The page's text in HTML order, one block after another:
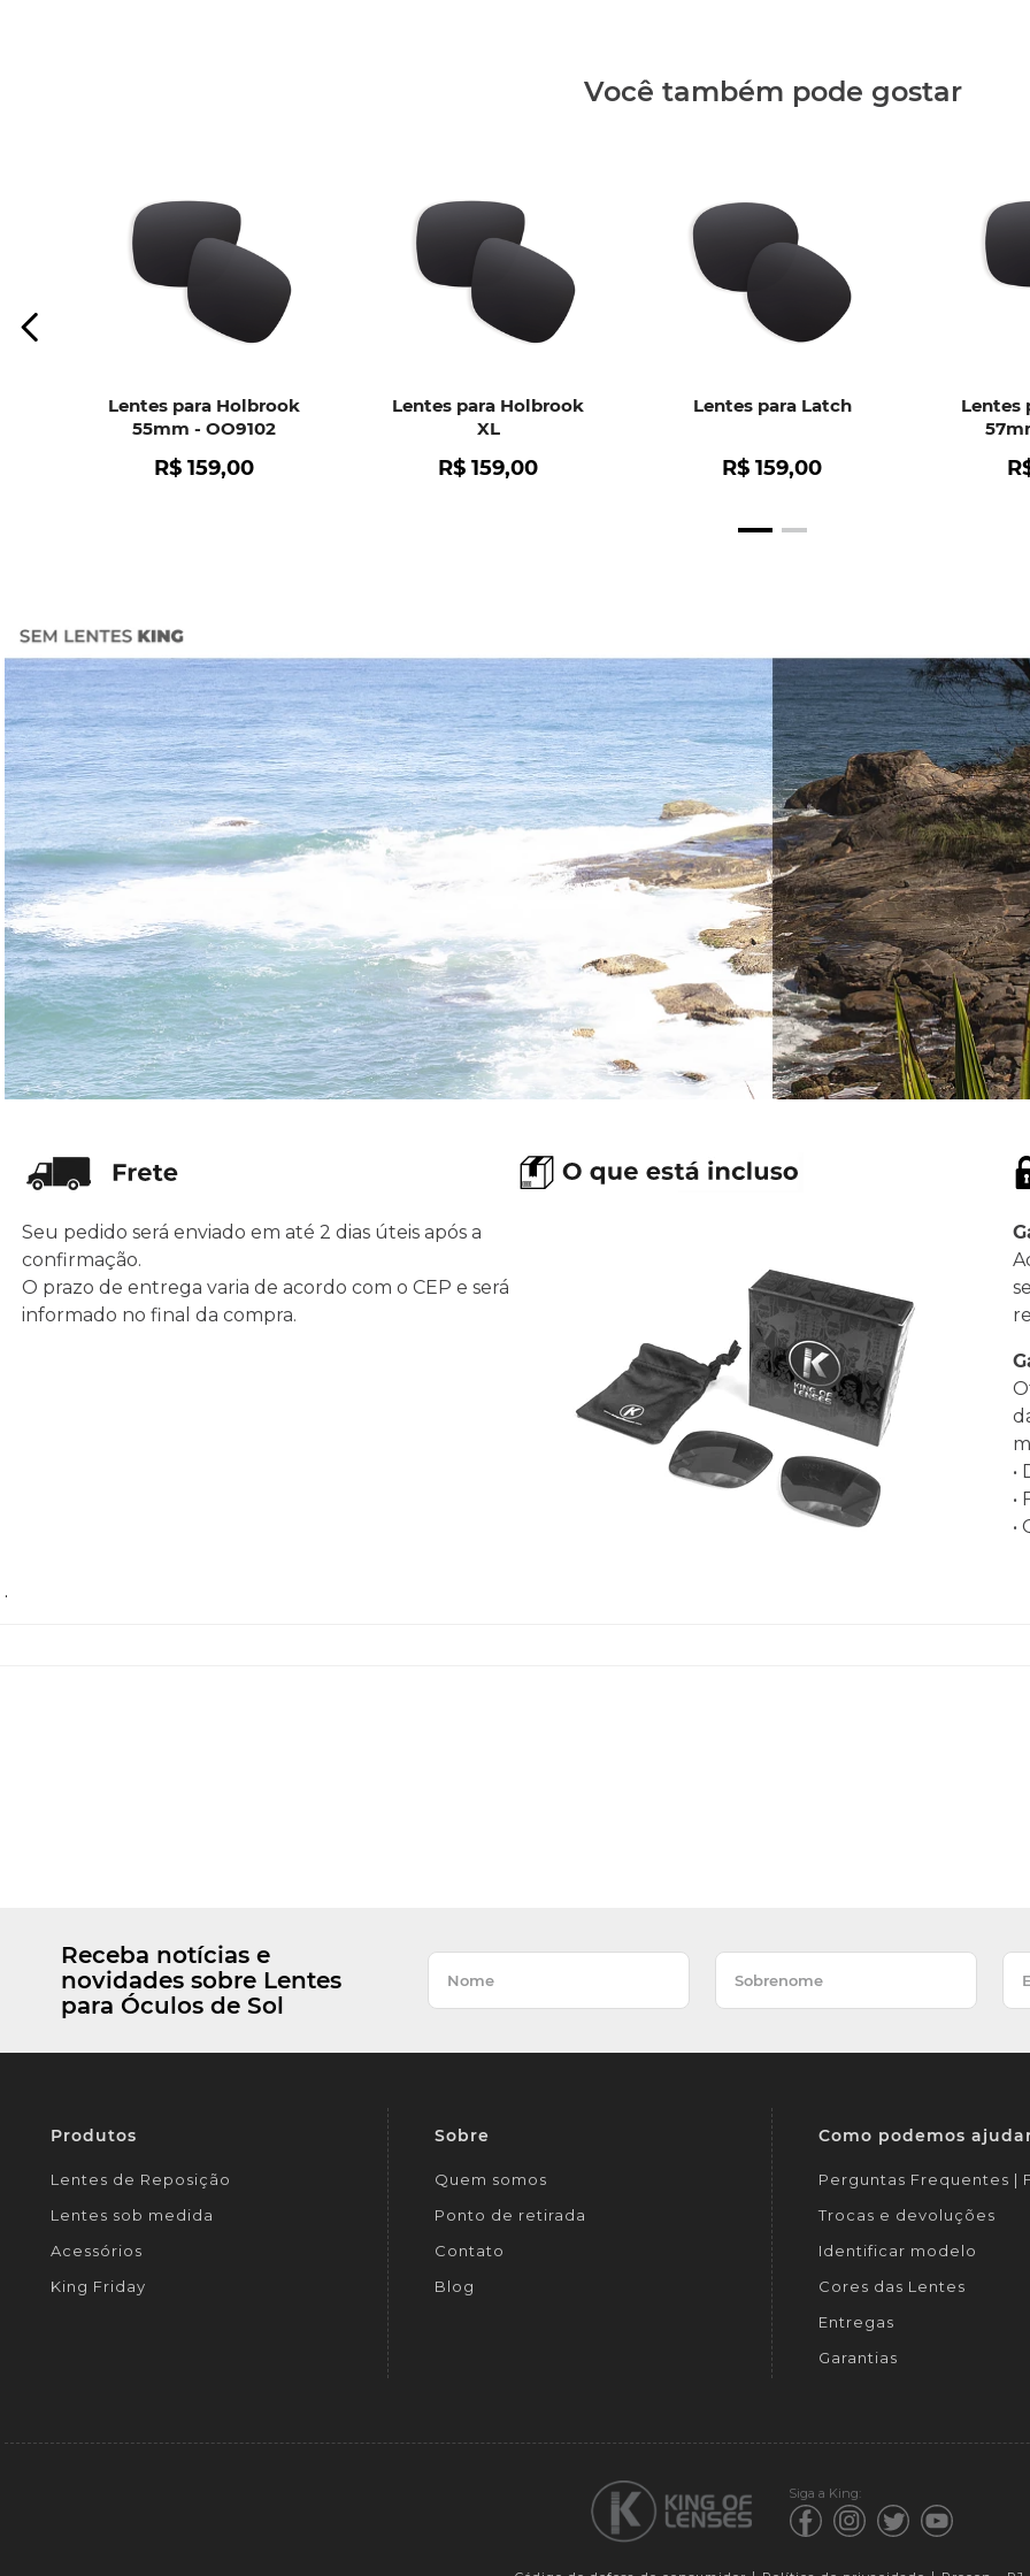
Você também pode gostar
Lentes para Holbrook
55mm - OO9102
R$ 159,00
Lentes para Holbrook
XL
R$ 159,00
Lentes para Latch
R$ 159,00
Lentes
Seu pedido será enviado em até 2 dias úteis após a
confirmação.
O prazo de entrega varia de acordo com o CEP e será
informado no final da compra.
•
•
•
.
Receba notícias e
novidades sobre Lentes
para Óculos de Sol
Produtos
Lentes de Reposição
Lentes sob medida
Acessórios
King Friday
Sobre
Quem somos
Ponto de retirada
Contato
Blog
Como podemos
Perguntas Frequentes |
Trocas e devoluções
Identificar modelo
Cores das Lentes
Entregas
Garantias
Siga a King: